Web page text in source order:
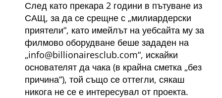
След като прекара 2 години в пътуване из
САЩ, за да се срещне с милиардерски
приятели , като имейлът на уебсайта му за
филмово оборудване беше зададен на
info@billionairesclub.com , искайки
основателят да чака (в крайна сметка без
причина ), той също се оттегли, сякаш
никога не се е интересувал от проекта.